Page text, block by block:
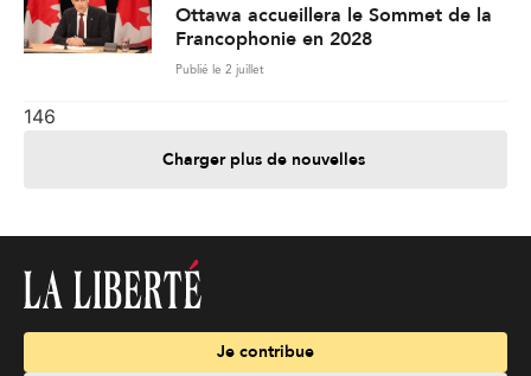
Ottawa accueillera le Sommet de la
Francophonie en 2028
Publié le 2 juillet
146
Charger plus de nouvelles
Je contribue